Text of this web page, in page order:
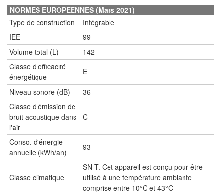
NORMES EUROPEENNES (Mars 2021)
Type de construction
Intégrable
IEE
99
Volume total (L)
142
Classe d'efficacité
énergétique
E
Niveau sonore (dB)
36
Classe d'émission de
bruit acoustique dans
l'air
C
Conso. d'énergie
annuelle (kWh/an)
93
Classe climatique
SN-T. Cet appareil est conçu pour être
utilisé à une température ambiante
comprise entre 10°C et 43°C